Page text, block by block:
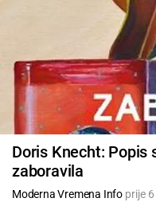
Doris Knecht: Popis
zaboravila
Moderna Vremena Info prije